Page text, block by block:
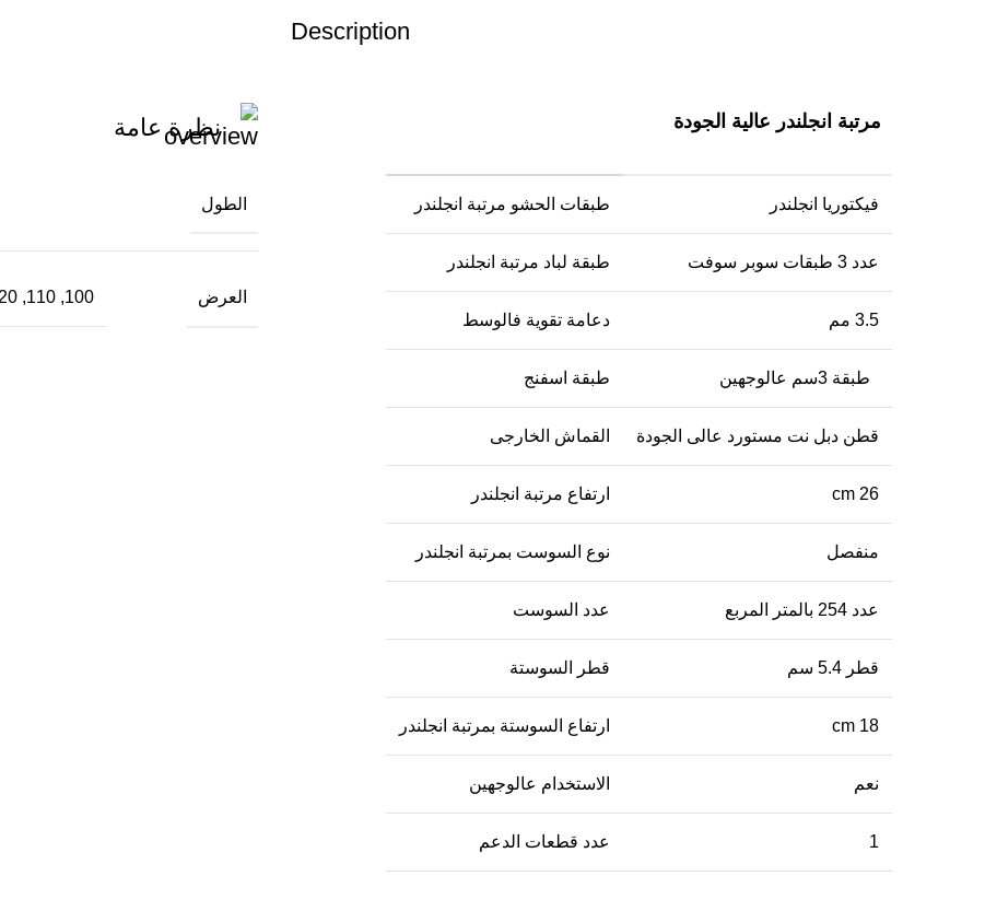
Description
مرتبة انجلندر عالية الجودة
فيكتوريا انجلندر طبقات الحشو مرتبة انجلندر
عدد 3 طبقات سوبر سوفت طبقة لباد مرتبة انجلندر
3.5 مم دعامة تقوية فالوسط
طبقة 3سم عالوجهين طبقة اسفنج
قطن دبل نت مستورد عالى الجودة القماش الخارجى
26 cm ارتفاع مرتبة انجلندر
منفصل نوع السوست بمرتبة انجلندر
عدد 254 بالمتر المربع عدد السوست
قطر 5.4 سم قطر السوستة
18 cm ارتفاع السوستة بمرتبة انجلندر
نعم الاستخدام عالوجهين
1 عدد قطعات الدعم
نظرة عامة
الطول
العرض 100, 110, 120, 130, 140, 150, 160, 170, 180, 200, 90